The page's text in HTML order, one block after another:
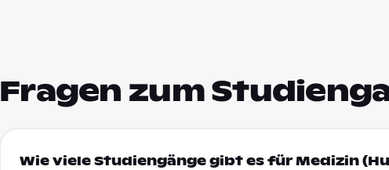
Fragen zum
Wie viele Studiengänge gibt es für Medizin